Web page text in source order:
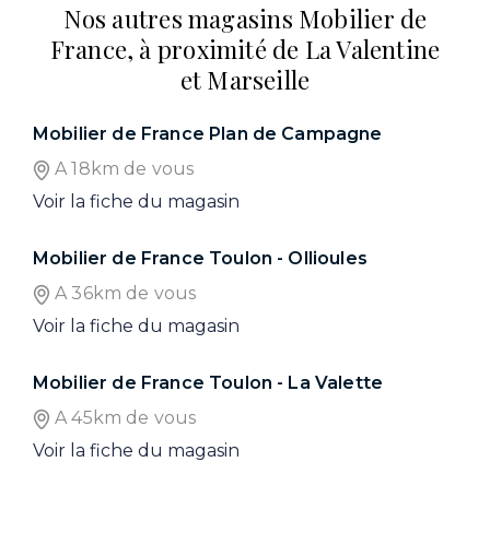
Nos autres magasins Mobilier de
France, à proximité de La Valentine
et Marseille
Mobilier de France Plan de Campagne
A 18km de vous
Voir la fiche du magasin
Mobilier de France Toulon - Ollioules
A 36km de vous
Voir la fiche du magasin
Mobilier de France Toulon - La Valette
A 45km de vous
Voir la fiche du magasin